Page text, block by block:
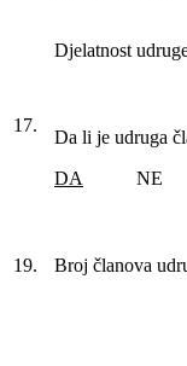
17.
Djelatnost
Da li je udruga
DA
NE
19. Broj članova